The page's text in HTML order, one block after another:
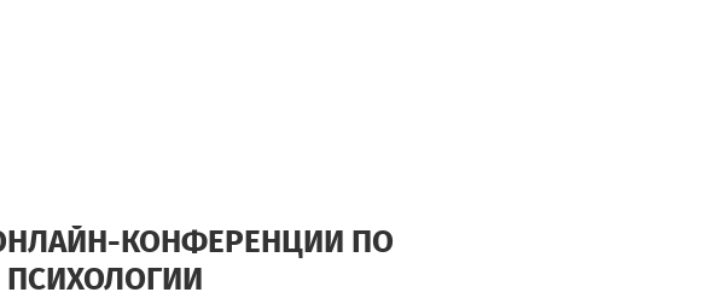
КОНФЕРЕНЦИИ ПО